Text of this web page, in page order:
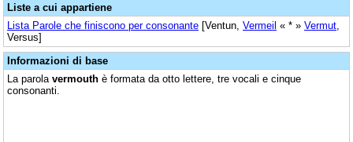
Liste a cui appartiene
Lista Parole che finiscono per consonante [Ventun, Vermeil « * » Vermut
Versus]
Informazioni di base
La parola vermouth è formata da otto lettere, tre vocali e cinque
consonanti.